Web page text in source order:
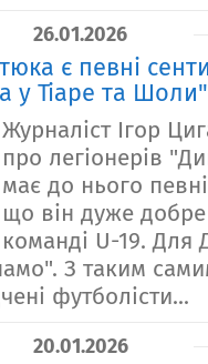
26.01.2026
є певні
у Тіаре та Шоли"
Журналіст Ігор
про легіонерів
має до нього
що він дуже
команді U-19. Для
З таким
футболісти...
20.01.2026